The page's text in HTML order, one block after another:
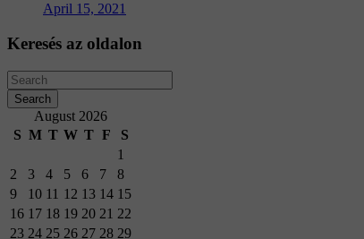
April 15, 2021
Keresés az oldalon
Search
August 2026
S M T W T F
S
1
2
3 4 5 6 7
8
9
10 11 12 13 14 15
16 17 18 19 20 21 22
23 24 25 26 27 28 29